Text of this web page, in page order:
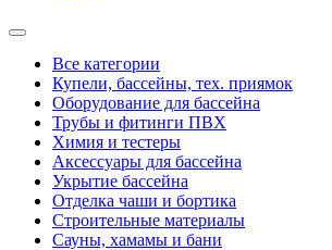
Все категории
Купели, бассейны, тех. приямок
Оборудование для бассейна
Трубы и фитинги ПВХ
Химия и тестеры
Аксессуары для бассейна
Укрытие бассейна
Отделка чаши и бортика
Строительные материалы
Сауны, хамамы и бани